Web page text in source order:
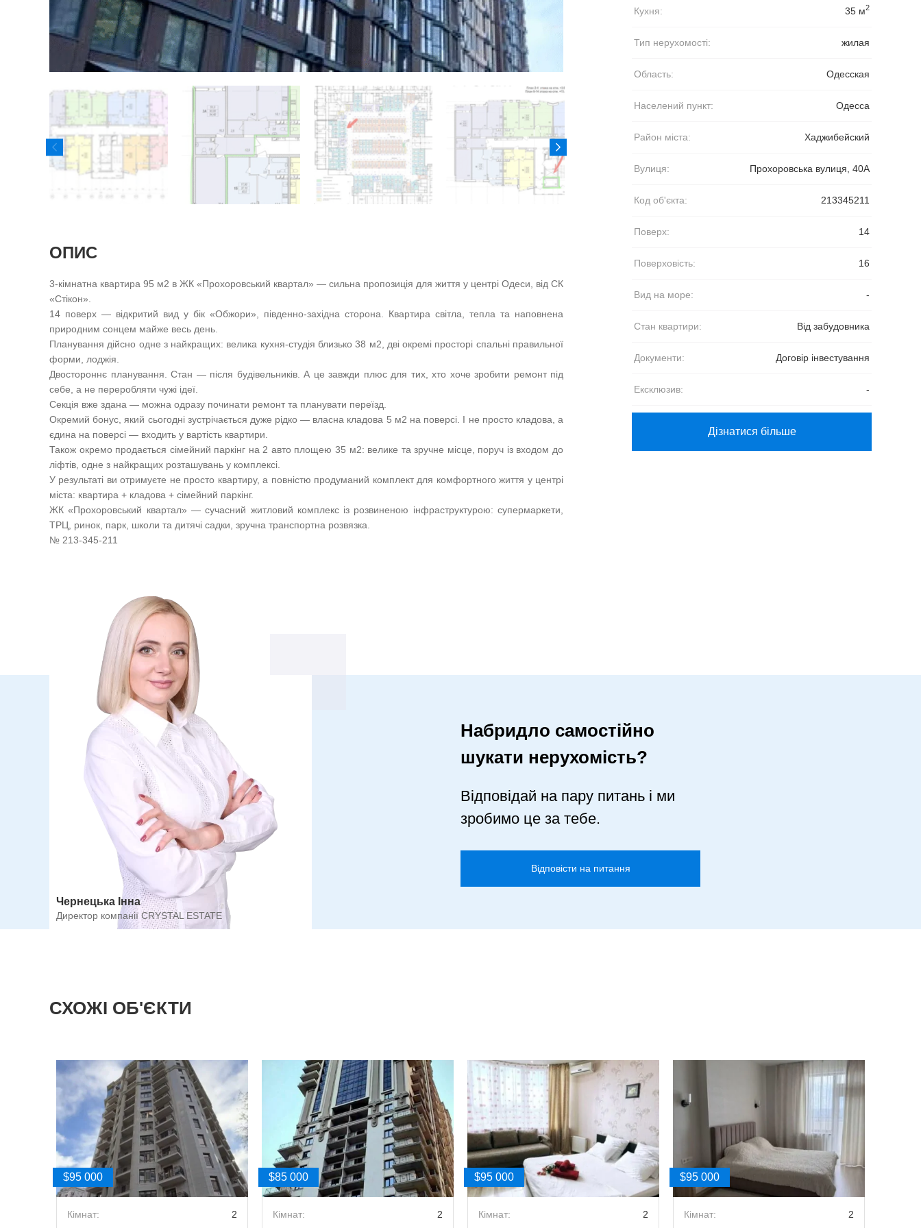
ОПИС
3-кімнатна квартира 95 м2 в ЖК «Прохоровський квартал» — сильна пропозиція для життя у центрі Одеси, від СК
«Стікон».
14 поверх — відкритий вид у бік «Обжори», південно-західна сторона. Квартира світла, тепла та наповнена
природним сонцем майже весь день.
Планування дійсно одне з найкращих: велика кухня-студія близько 38 м2, дві окремі просторі спальні правильної
форми, лоджія.
Двостороннє планування. Стан — після будівельників. А це завжди плюс для тих, хто хоче зробити ремонт під
себе, а не переробляти чужі ідеї.
Секція вже здана — можна одразу починати ремонт та планувати переїзд.
Окремий бонус, який сьогодні зустрічається дуже рідко — власна кладова 5 м2 на поверсі. І не просто кладова, а
єдина на поверсі — входить у вартість квартири.
Також окремо продається сімейний паркінг на 2 авто площею 35 м2: велике та зручне місце, поруч із входом до
ліфтів, одне з найкращих розташувань у комплексі.
У результаті ви отримуєте не просто квартиру, а повністю продуманий комплект для комфортного життя у центрі
міста: квартира + кладова + сімейний паркінг.
ЖК «Прохоровський квартал» — сучасний житловий комплекс із розвиненою інфраструктурою: супермаркети,
ТРЦ, ринок, парк, школи та дитячі садки, зручна транспортна розвязка.
№ 213-345-211
Кухня: 35 м2
Тип нерухомості: жилая
Область: Одесская
Населений пункт: Одесса
Район міста: Хаджибейский
Вулиця: Прохоровська вулиця, 40А
Код об'єкта: 213345211
Поверх: 14
Поверховість: 16
Вид на море: -
Стан квартири: Від забудовника
Документи: Договір інвестування
Ексклюзив: -
Дізнатися більше
Чернецька Інна
Директор компанії CRYSTAL ESTATE
Набридло самостійно
шукати нерухомість?
Відповідай на пару питань і ми
зробимо це за тебе.
Відповісти на питання
СХОЖІ ОБ'ЄКТИ
$95 000
Кімнат:
2
$85 000
Кімнат:
2
$95 000
Кімнат:
2
$95 000
Кімнат:
2